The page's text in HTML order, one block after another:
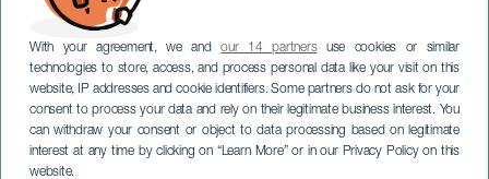
With your agreement, we andour 14 partnersuse cookies or similar
technologies to store, access, and process personal data like your visit on this
website, IP addresses and cookie identifiers. Some partners do not ask for your
consent to process your data and rely on their legitimate business interest. You
can withdraw your consent or object to data processing based on legitimate
interest at any time by clicking on “Learn More” or in our Privacy Policy on this
website.
Baile de Magos y
TENERIFE